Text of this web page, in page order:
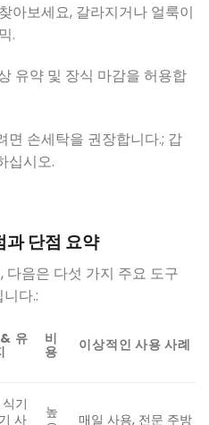
아보세요, 갈라지거나 얼룩이
.
유약 및 장식 마감을 허용합
손세탁을 권장합니다.; 갑
십시오.
과 단점 요약
다음은 다섯 가지 주요 도구
다.:
유 비
용 이상적인 사용 사례
기
사
높
매일 사용, 전문 주방